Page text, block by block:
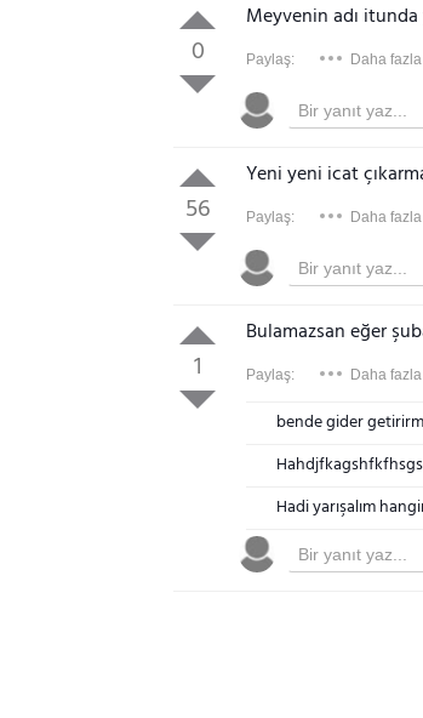
0
Meyvenin adı
Paylaş: Daha fazla
56
Yeni yeni icat
Paylaş: Daha fazla
1
Bulamazsan eğer
Paylaş: Daha fazla
bende gider
Hadi yarışalım